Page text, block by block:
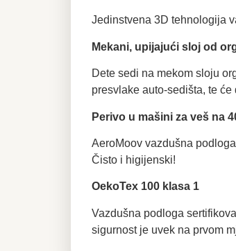
Jedinstvena 3D tehnologija
Mekani, upijajući sloj od
Dete sedi na mekom sloju
presvlake auto-sedišta, te
Perivo u mašini za veš na
AeroMoov vazdušna
Čisto i higijenski!
OekoTex 100 klasa 1
Vazdušna podloga
sigurnost je uvek na prvom